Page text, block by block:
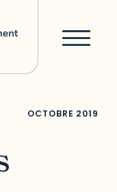
OCTOBRE 2019